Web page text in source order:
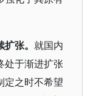
张。 就国内
处于渐进扩张
定之时不希望